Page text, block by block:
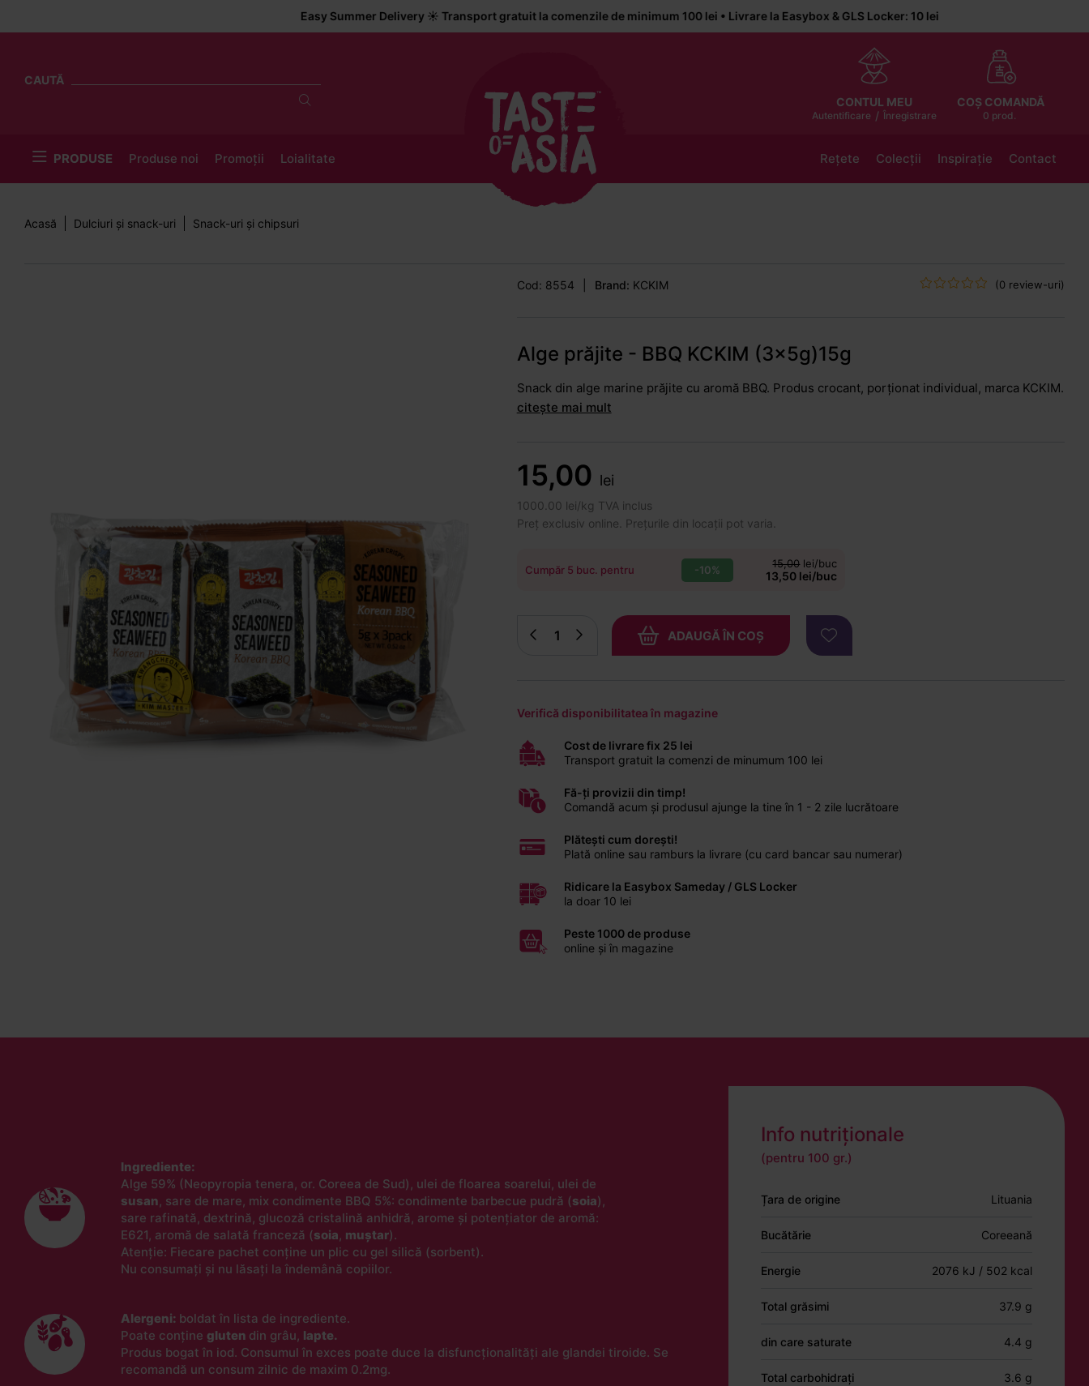
Easy Summer Delivery ☀️ Transport gratuit la comenzile de minimum 100 lei • Livrare la Easybox & GLS Locker: 10 lei
CAUTĂ
CONTUL MEU
Autentificare / Înregistrare
COȘ COMANDĂ
0 prod.
PRODUSE Produse noi Promoții Loialitate Rețete Colecții Inspirație Contact
Acasă Dulciuri și snack-uri Snack-uri și chipsuri
Cod: 8554 Brand: KCKIM (0 review-uri)
Alge prăjite - BBQ KCKIM (3x5g)15g
Snack din alge marine prăjite cu aromă BBQ. Produs crocant, porționat individual, marca KCKIM.
citește mai mult
15,00 lei
1000.00 lei/kg TVA inclus
Preț exclusiv online. Prețurile din locații pot varia.
Cumpăr 5 buc. pentru -10% 15,00lei/buc
13,50 lei/buc
ADAUGĂ ÎN COȘ
Verifică disponibilitatea în magazine
Cost de livrare fix 25 lei
Transport gratuit la comenzi de minumum 100 lei
Fă-ți provizii din timp!
Comandă acum și produsul ajunge la tine în 1 - 2 zile lucrătoare
Plătești cum dorești!
Plată online sau ramburs la livrare (cu card bancar sau numerar)
Ridicare la Easybox Sameday / GLS Locker
la doar 10 lei
Peste 1000 de produse
online și în magazine
Ingrediente:
Alge 59% (Neopyropia tenera, or. Coreea de Sud), ulei de floarea soarelui, ulei de
susan, sare de mare, mix condimente BBQ 5%: condimente barbecue pudră (soia),
sare rafinată, dextrină, glucoză cristalină anhidră, arome și potențiator de aromă:
E621, aromă de salată franceză (soia, muștar).
Atenție: Fiecare pachet conține un plic cu gel silică (sorbent).
Nu consumați și nu lăsați la îndemână copiilor.
Alergeni: boldat în lista de ingrediente.
Poate conține gluten din grâu, lapte.
Produs bogat în iod. Consumul în exces poate duce la disfuncționalități ale glandei tiroide. Se
recomandă un consum zilnic de maxim 0.2mg.
Info nutriționale
(pentru 100 gr.)
Țara de origine Lituania
Bucătărie Coreeană
Energie 2076 kJ / 502 kcal
Total grăsimi 37.9 g
din care saturate 4.4 g
Total carbohidrați 3.6 g